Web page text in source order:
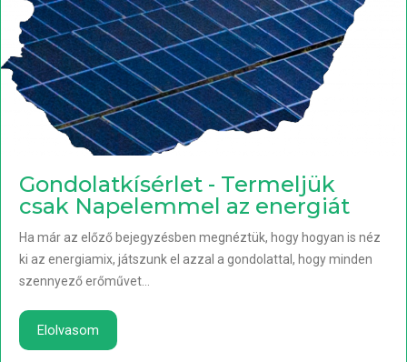
Gondolatkísérlet - Termeljük
csak Napelemmel az energiát
Ha már az előző bejegyzésben megnéztük, hogy hogyan is néz
ki az energiamix, játszunk el azzal a gondolattal, hogy minden
szennyező erőművet...
Elolvasom